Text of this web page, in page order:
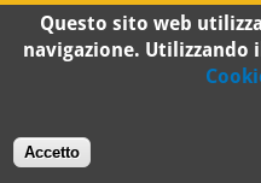
Standard
Questo sito web
navigazione.
Accetto